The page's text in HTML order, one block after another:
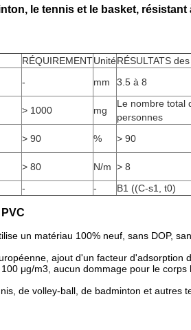
le tennis et le basket,
RÉQUIREMENTUnitéRÉSULTATS
- mm
3.5 à 8
> 1000 mg
Le nombre total
personnes
> 90 % > 90
> 80 N/m > 8
- - B1 ((C-s1, t0)
un matériau 100% neuf, sans DOP,
ajout d'un facteur d'adsorption
μg/m3, aucun dommage pour le
de volley-ball, de badminton et autres